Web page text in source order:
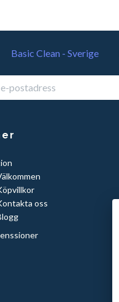
Basic Clean - Sverige
oss